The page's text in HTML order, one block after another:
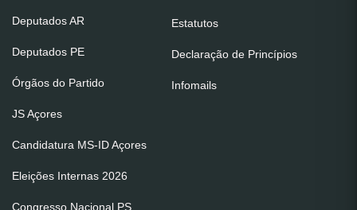
Deputados AR
Deputados PE
Órgãos do Partido
JS Açores
Candidatura MS-ID Açores
Eleições Internas 2026
Congresso Nacional PS
Estatutos
Declaração de Princípios
Infomails